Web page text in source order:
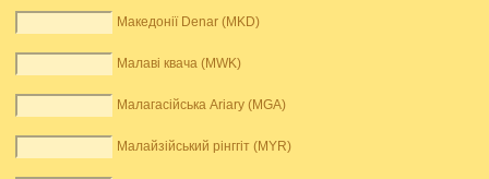
Македонії Denar (MKD)
Малаві квача (MWK)
Малагасійська Ariary (MGA)
Малайзійський рінггіт (MYR)